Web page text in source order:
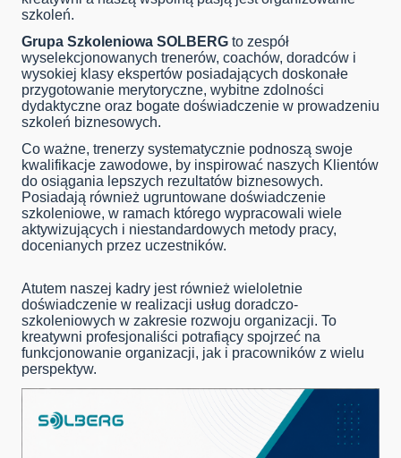
szkoleń.
Grupa Szkoleniowa SOLBERG to zespół
wyselekcjonowanych trenerów, coachów, doradców i
wysokiej klasy ekspertów posiadających doskonałe
przygotowanie merytoryczne, wybitne zdolności
dydaktyczne oraz bogate doświadczenie w prowadzeniu
szkoleń biznesowych.
Co ważne, trenerzy systematycznie podnoszą swoje
kwalifikacje zawodowe, by inspirować naszych Klientów
do osiągania lepszych rezultatów biznesowych.
Posiadają również ugruntowane doświadczenie
szkoleniowe, w ramach którego wypracowali wiele
aktywizujących i niestandardowych metody pracy,
docenianych przez uczestników.
Atutem naszej kadry jest również wieloletnie
doświadczenie w realizacji usług doradczo-
szkoleniowych w zakresie rozwoju organizacji. To
kreatywni profesjonaliści potrafiący spojrzeć na
funkcjonowanie organizacji, jak i pracowników z wielu
perspektyw.